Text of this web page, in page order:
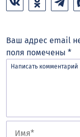
Ваш адрес email
поля помечены *